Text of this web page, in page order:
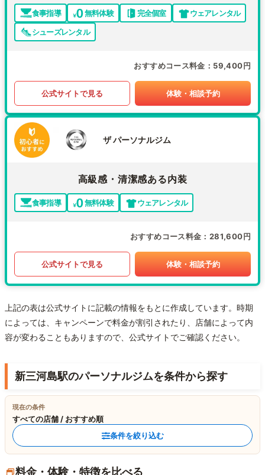
食事指導 無料体験 完全個室
ウェアレンタル
シューズレンタル
おすすめコース料金 59,400円
公式サイトで見る 体験・相談予約
ザ パーソナルジム
高級感・清潔感ある内装
食事指導 無料体験 ウェアレンタル
おすすめコース料金 281,600円
公式サイトで見る 体験・相談予約
上記の表は公式サイトに記載の情報をもとに作成しています。時期
によっては、キャンペーンで料金が割引されたり、店舗によって内
容が変わることもありますので、公式サイトでご確認ください。
新三河島駅のパーソナルジムを条件から探す
現在の条件
すべての店舗 / おすすめ順
条件を絞り込む
料金・体験・特徴を比べる